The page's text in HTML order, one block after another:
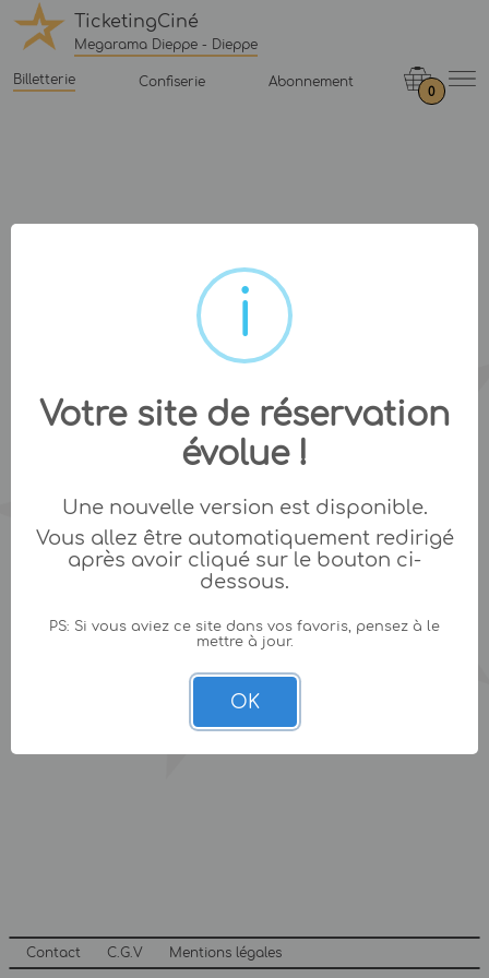
TicketingCiné
Megarama Dieppe - Dieppe
Billetterie Confiserie Abonnement
0
Contact C.G.V Mentions légales
Votre site de réservation
évolue !
Une nouvelle version est disponible.
Vous allez être automatiquement redirigé
après avoir cliqué sur le bouton ci-
dessous.
PS: Si vous aviez ce site dans vos favoris, pensez à le
mettre à jour.
OK